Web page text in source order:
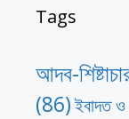
Tags
আদব-
(86)ইবাদত